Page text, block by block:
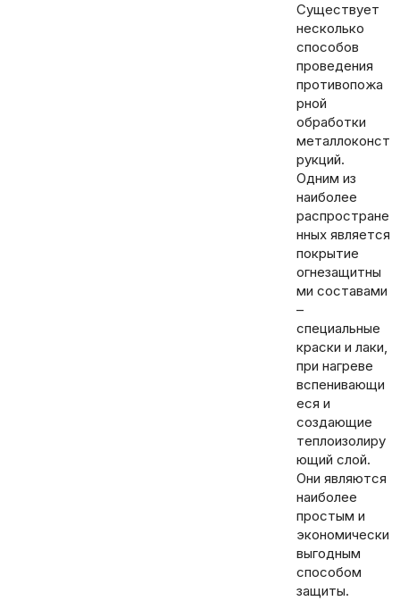
Существует
несколько
способов
проведения
противопожа
рной
обработки
металлоконст
рукций.
Одним из
наиболее
распростране
нных является
покрытие
огнезащитны
ми составами
–
специальные
краски и лаки,
при нагреве
вспенивающи
еся и
создающие
теплоизолиру
ющий слой.
Они являются
наиболее
простым и
экономически
выгодным
способом
защиты.